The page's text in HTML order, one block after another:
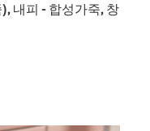
내피 - 합성가죽, 창